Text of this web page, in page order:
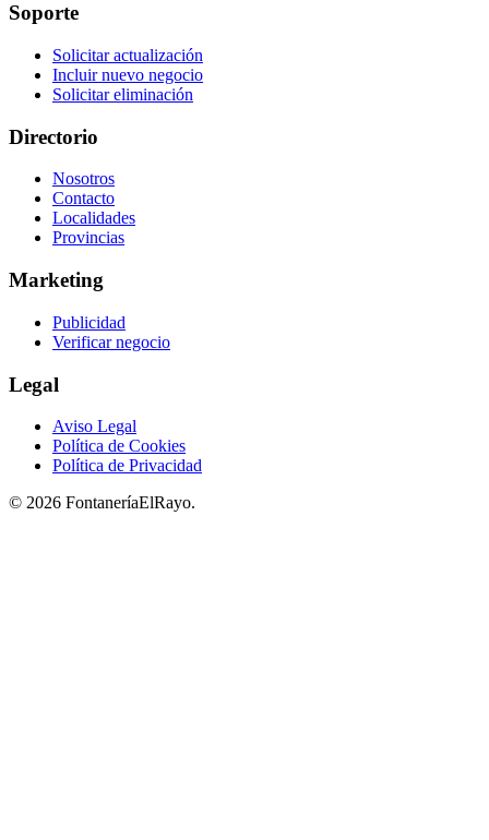
Soporte
Solicitar actualización
Incluir nuevo negocio
Solicitar eliminación
Directorio
Nosotros
Contacto
Localidades
Provincias
Marketing
Publicidad
Verificar negocio
Legal
Aviso Legal
Política de Cookies
Política de Privacidad
© 2026 FontaneríaElRayo.